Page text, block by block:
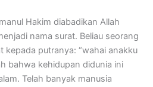
Hakim diabadikan Allah
nama surat. Beliau seorang
kepada putranya: “wahai anakku
bahwa kehidupan didunia ini
Telah banyak manusia